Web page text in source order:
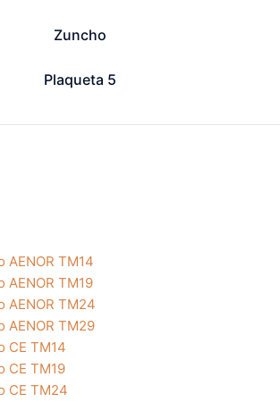
Zuncho
Plaqueta 5
AENOR TM14
AENOR TM19
AENOR TM24
AENOR TM29
CE TM14
CE TM19
CE TM24